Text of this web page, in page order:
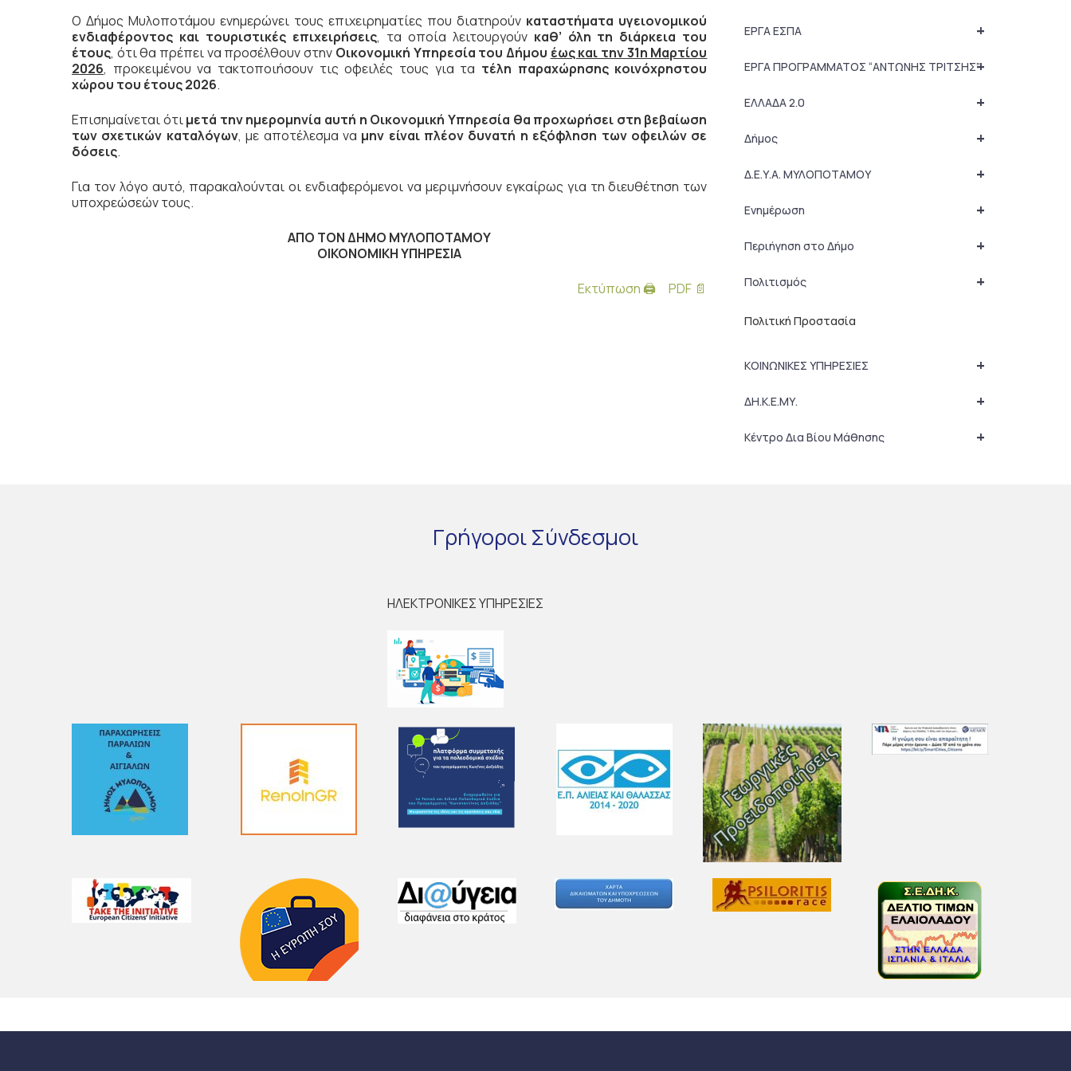
Ο Δήμος Μυλοποτάμου ενημερώνει τους επιχειρηματίες που διατηρούν καταστήματα υγειονομικού
ενδιαφέροντος και τουριστικές επιχειρήσεις, τα οποία λειτουργούν καθ’ όλη τη διάρκεια του
έτους, ότι θα πρέπει να προσέλθουν στην Οικονομική Υπηρεσία του Δήμου έως και την 31η Μαρτίου
2026, προκειμένου να τακτοποιήσουν τις οφειλές τους για τα τέλη παραχώρησης κοινόχρηστου
χώρου του έτους 2026.
Επισημαίνεται ότιμετά την ημερομηνία αυτή η Οικονομική Υπηρεσία θα προχωρήσει στη βεβαίωση
των σχετικών καταλόγων, με αποτέλεσμα να μην είναι πλέον δυνατή η εξόφληση των οφειλών σε
δόσεις.
Για τον λόγο αυτό, παρακαλούνται οι ενδιαφερόμενοι να μεριμνήσουν εγκαίρως για τη διευθέτηση των
υποχρεώσεών τους.
ΑΠΟ ΤΟΝ ΔΗΜΟ ΜΥΛΟΠΟΤΑΜΟΥ
ΟΙΚΟΝΟΜΙΚΗ ΥΠΗΡΕΣΙΑ
Εκτύπωση 🖨
PDF 📄
+
ΕΡΓΑ ΕΣΠΑ
+
ΕΡΓΑ ΠΡΟΓΡΑΜΜΑΤΟΣ “ΑΝΤΩΝΗΣ ΤΡΙΤΣΗΣ”
+
ΕΛΛΑΔΑ 2.0
+
Δήμος
+
Δ.Ε.Υ.Α. ΜΥΛΟΠΟΤΑΜΟΥ
+
Ενημέρωση
+
Περιήγηση στο Δήμο
+
Πολιτισμός
Πολιτική Προστασία
+
ΚΟΙΝΩΝΙΚΕΣ ΥΠΗΡΕΣΙΕΣ
+
ΔΗ.Κ.Ε.ΜΥ.
+
Κέντρο Δια Βίου Μάθησης
ΓρήγοροιΣύνδεσμοι
ΗΛΕΚΤΡΟΝΙΚΕΣ ΥΠΗΡΕΣΙΕΣ